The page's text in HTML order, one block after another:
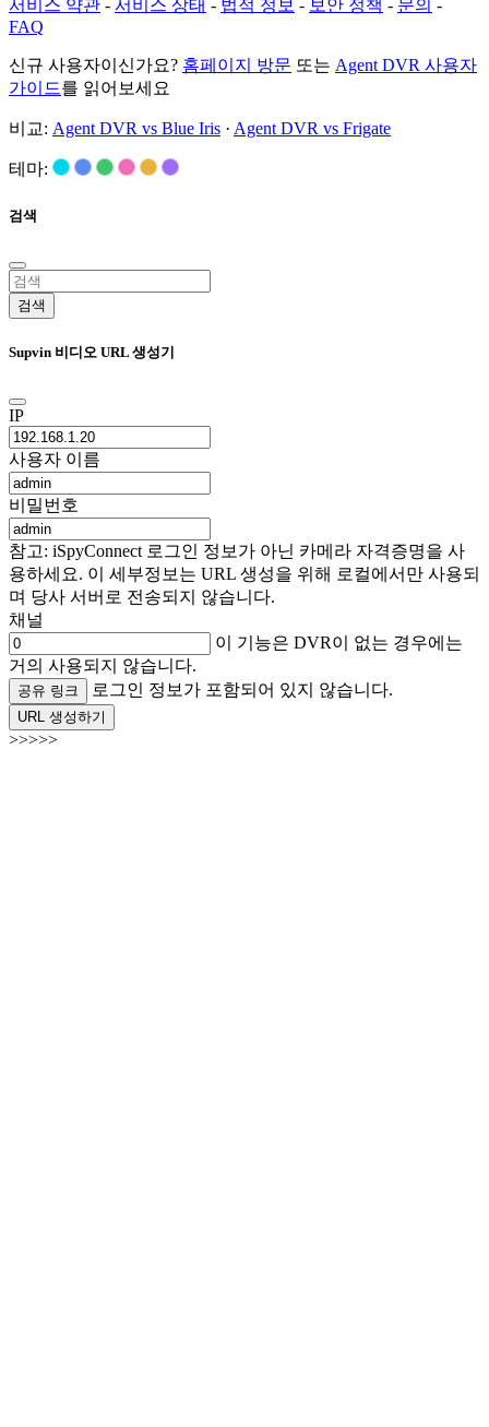
서비스 약관 - 서비스 상태 - 법적 정보 - 보안 정책 - 문의 -
FAQ
신규 사용자이신가요? 홈페이지 방문 또는 Agent DVR 사용자
가이드를 읽어보세요
비교: Agent DVR vs Blue Iris · Agent DVR vs Frigate
테마:
검색
검색
Supvin 비디오 URL 생성기
IP
사용자 이름
비밀번호
참고: iSpyConnect 로그인 정보가 아닌 카메라 자격증명을 사
용하세요. 이 세부정보는 URL 생성을 위해 로컬에서만 사용되
며 당사 서버로 전송되지 않습니다.
채널
이 기능은 DVR이 없는 경우에는
거의 사용되지 않습니다.
공유 링크 로그인 정보가 포함되어 있지 않습니다.
URL 생성하기
>>>>>